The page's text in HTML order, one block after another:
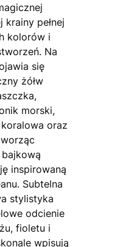
krainy pełnej
kolorów i
Na
się
żółw
morski,
oraz
inspirowaną
Subtelna
stylistyka
odcienie
fioletu i
wpisują